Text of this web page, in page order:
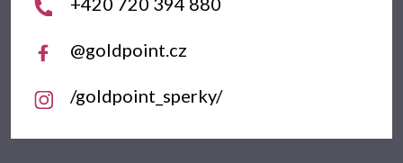
@goldpoint.cz
/goldpoint_sperky/